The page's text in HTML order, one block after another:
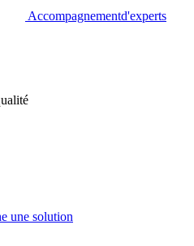
Accompagnementd'experts
une solution